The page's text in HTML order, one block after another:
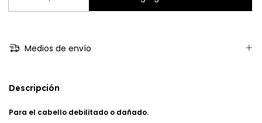
Medios de envío
Descripción
Para el cabello debilitado o dañado.